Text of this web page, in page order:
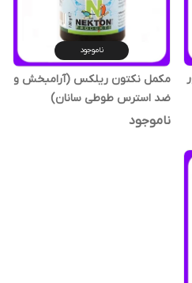
ناموجود
مکمل نکتون ریلکس (آرامبخش و
ضد استرس طوطی سانان)
ناموجود